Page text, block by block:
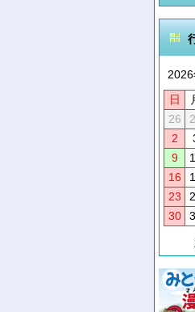
2026
日
26
2
9
16
23
30